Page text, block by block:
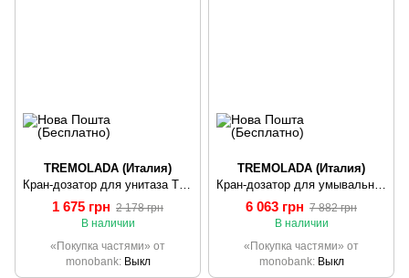
TREMOLADA (Италия)
1 675 грн 2 178 грн
В наличии
«Покупка частями» от
monobank
Выкл
TREMOLADA (Италия)
6 063 грн 7 882 грн
В наличии
«Покупка частями» от
monobank
Выкл